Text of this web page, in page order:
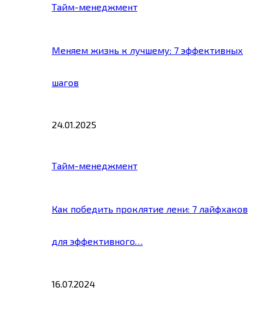
Тайм-менеджмент
Меняем жизнь к лучшему: 7 эффективных
шагов
24.01.2025
Тайм-менеджмент
Как победить проклятие лени: 7 лайфхаков
для эффективного…
16.07.2024